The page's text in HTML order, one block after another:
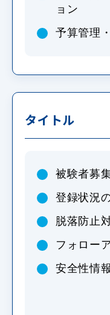
ョン
予算管理
タイトル
被験者募
登録状況
脱落防止
フォロー
安全性情